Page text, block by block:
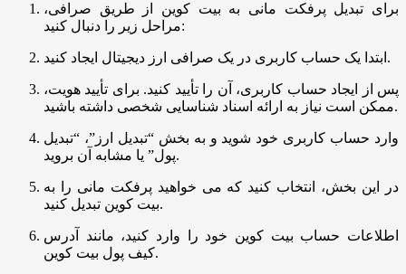
برای تبدیل پرفکت مانی به بیت کوین از طریق صرافی،
مراحل زیر را دنبال کنید:
ابتدا یک حساب کاربری در یک صرافی ارز دیجیتال ایجاد کنید.
پس از ایجاد حساب کاربری، آن را تأیید کنید. برای تأیید هویت،
ممکن است نیاز به ارائه اسناد شناسایی شخصی داشته باشید.
وارد حساب کاربری خود شوید و به بخش “تبدیل ارز”، “تبدیل
پول” یا مشابه آن بروید.
در این بخش، انتخاب کنید که می‌ خواهید پرفکت مانی را به
بیت کوین تبدیل کنید.
اطلاعات حساب بیت کوین خود را وارد کنید، مانند آدرس
کیف پول بیت کوین.